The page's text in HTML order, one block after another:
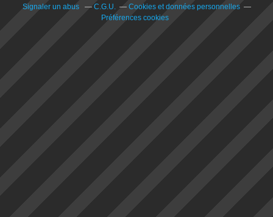
Signaler un abus C.G.U.
Cookies et données personnelles
Préférences cookies